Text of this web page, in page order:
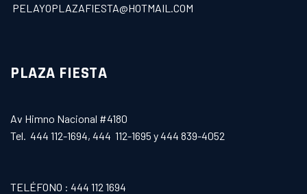
PELAYOPLAZAFIESTA@HOTMAIL.COM
PLAZA FIESTA
Av Himno Nacional #4180
Tel. 444 112-1694, 444 112-1695 y 444 839-4052
TELÉFONO : 444 112 1694